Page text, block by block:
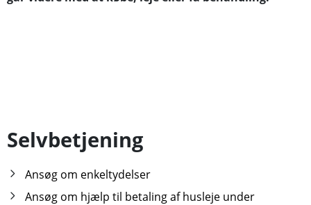
Selvbetjening
Ansøg om enkeltydelser
Ansøg om hjælp til betaling af husleje under